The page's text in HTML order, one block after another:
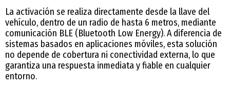
La activación se realiza directamente desde la llave del
vehículo, dentro de un radio de hasta 6 metros, mediante
comunicación BLE (Bluetooth Low Energy). A diferencia de
sistemas basados en aplicaciones móviles, esta solución
no depende de cobertura ni conectividad externa, lo que
garantiza una respuesta inmediata y fiable en cualquier
entorno.